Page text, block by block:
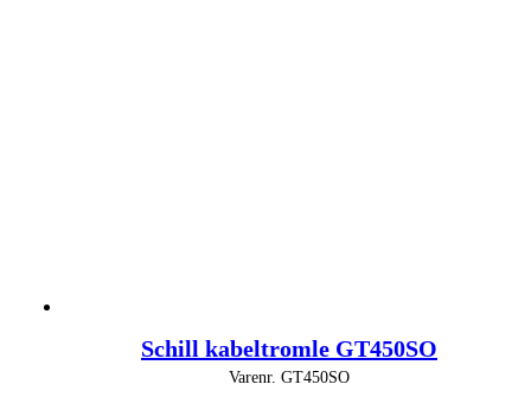
Schill kabeltromle GT450SO
Varenr. GT450SO